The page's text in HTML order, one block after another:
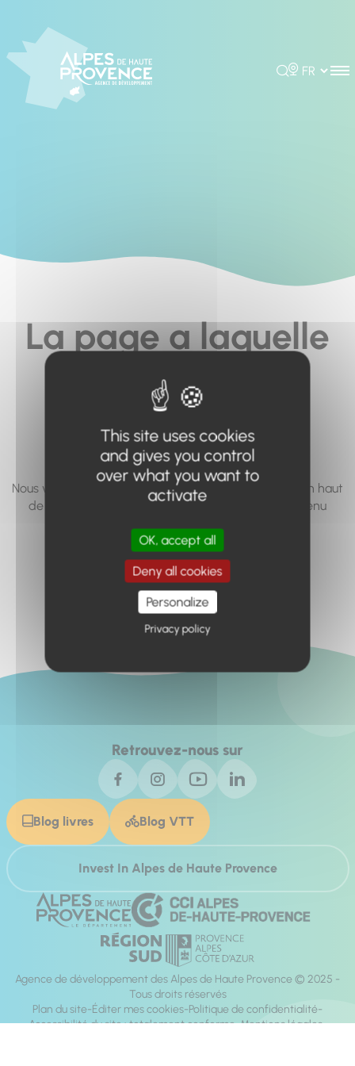
Rechercher
Choisir la
La page a laquelle
vous cherchez à
accéder n'existe
pas... ou plus.
Nous vous invitons à utiliser le moteur de recherche en haut
de page, ou à utiliser le menu pour trouver le contenu
Retour à l'accueil
Retrouvez-nous sur
Blog livres Blog VTT
Invest In Alpes de Haute Provence
Agence de développement des Alpes de Haute Provence © 2025 -
Tous droits réservés
Plan du site Éditer mes cookies Politique de confidentialité
Accessibilité du site : totalement conforme Mentions légales
This site uses cookies
and gives you control
over what you want to
activate
OK, accept all
Deny all cookies
Personalize
Privacy policy